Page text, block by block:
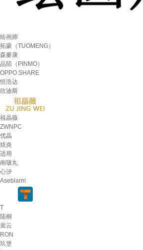
绘画师
拓蒙（TUOMENG）
森麥康
品陌（PINMO）
OPPO SHARE
恒浩达
欣迪斯
祖瞐薇
ZWNPC
优瞐
炫炎
适用
南啵丸
心汐
Aseblarm
T
陆桐
蚩云
RON
玖堡